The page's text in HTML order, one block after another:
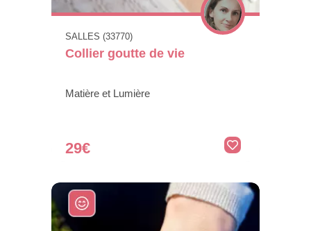
SALLES (33770)
Collier goutte de vie
Matière et Lumière
29€